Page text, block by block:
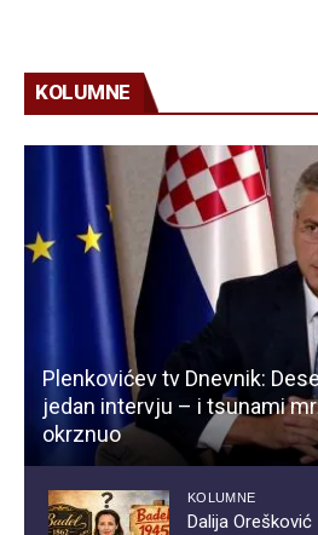
KOLUMNE
Plenkovićev tv Dnevnik:
jedan intervju – i tsunami
okrznuo
KOLUMNE
Dalija